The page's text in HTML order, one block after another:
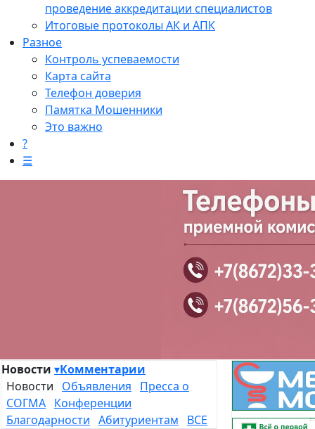
проведение аккредитации специалистов
Итоговые протоколы АК и АПК
Разное
Контроль успеваемости
Карта сайта
Телефон доверия
Памятка Мошенники
Это важно
?
☰
Новости ▾Комментарии
Новости Объявления
Пресса о
СОГМА Конференции
Благодарности Абитуриентам
ВСЕ